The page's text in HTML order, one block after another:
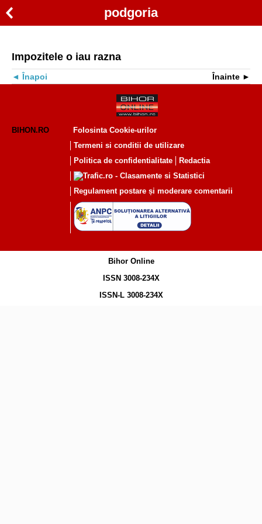
podgoria
Impozitele o iau razna
Înapoi Înainte
BIHON.RO
Folosinta Cookie-urilor
Termeni si conditii de utilizare
Politica de confidentialitate
Redactia
Regulament postare și moderare comentarii
Bihor Online
ISSN 3008-234X
ISSN-L 3008-234X